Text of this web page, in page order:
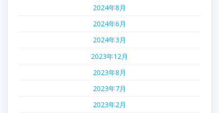
2024年8月
2024年6月
2024年3月
2023年12月
2023年8月
2023年7月
2023年2月